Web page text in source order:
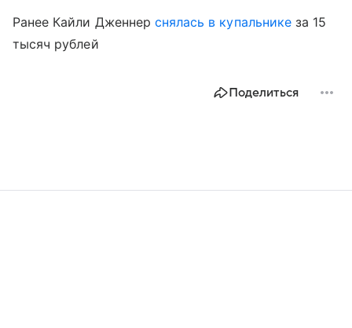
Ранее Кайли Дженнер снялась в купальникеза 15
тысяч рублей
Поделиться